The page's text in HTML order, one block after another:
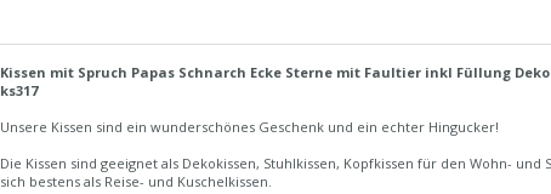
Kissen mit Spruch Papas Schnarch Ecke Sterne mit Faultier inkl Füllung
ks317
Unsere Kissen sind ein wunderschönes Geschenk und ein echter Hingucker!
Die Kissen sind geeignet als Dekokissen, Stuhlkissen, Kopfkissen für den Wohn-
sich bestens als Reise- und Kuschelkissen.